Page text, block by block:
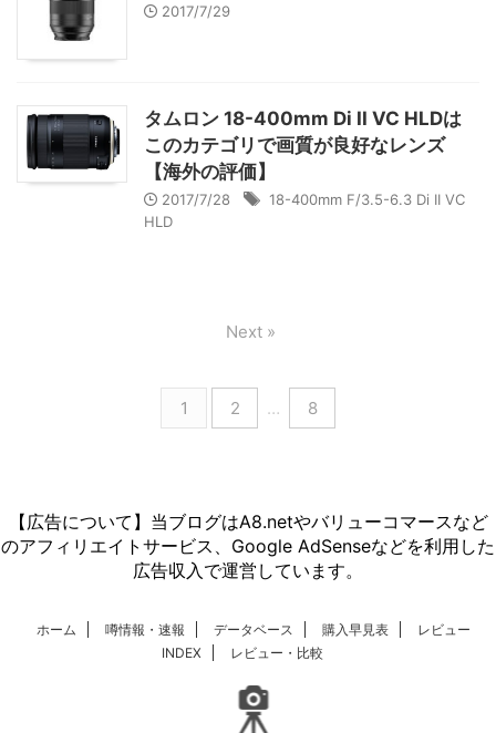
2017/7/29
タムロン 18-400mm Di II VC HLDは
このカテゴリで画質が良好なレンズ
【海外の評価】
2017/7/28
18-400mm F/3.5-6.3 Di II VC
HLD
1 2 … 8
Next »
【広告について】当ブログはA8.netやバリューコマースなど
のアフィリエイトサービス、Google AdSenseなどを利用した
広告収入で運営しています。
ホーム 噂情報・速報 データベース 購入早見表
レビュー
INDEX
レビュー・比較